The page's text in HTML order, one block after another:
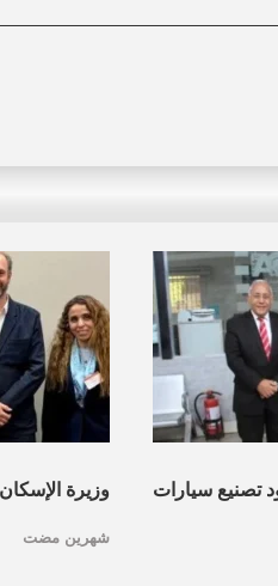
تصنيع سيارات وزيرة
شهرين مضت